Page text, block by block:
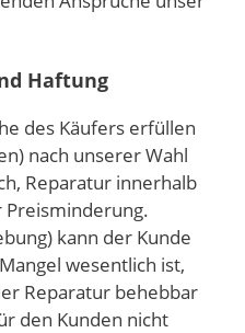
Haftung
des Käufers erfüllen
nach unserer Wahl
Reparatur innerhalb
kann der Kunde
wesentlich ist,
Reparatur behebbar
den Kunden nicht